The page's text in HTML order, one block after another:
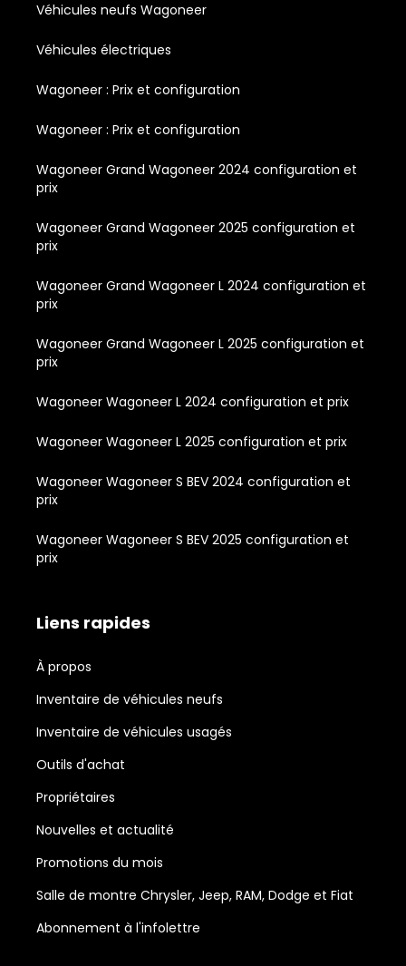
Véhicules neufs Wagoneer
Véhicules électriques
Wagoneer : Prix et configuration
Wagoneer : Prix et configuration
Wagoneer Grand Wagoneer 2024 configuration et
prix
Wagoneer Grand Wagoneer 2025 configuration et
prix
Wagoneer Grand Wagoneer L 2024 configuration et
prix
Wagoneer Grand Wagoneer L 2025 configuration et
prix
Wagoneer Wagoneer L 2024 configuration et prix
Wagoneer Wagoneer L 2025 configuration et prix
Wagoneer Wagoneer S BEV 2024 configuration et
prix
Wagoneer Wagoneer S BEV 2025 configuration et
prix
Liens rapides
À propos
Inventaire de véhicules neufs
Inventaire de véhicules usagés
Outils d'achat
Propriétaires
Nouvelles et actualité
Promotions du mois
Salle de montre Chrysler, Jeep, RAM, Dodge et Fiat
Abonnement à l'infolettre